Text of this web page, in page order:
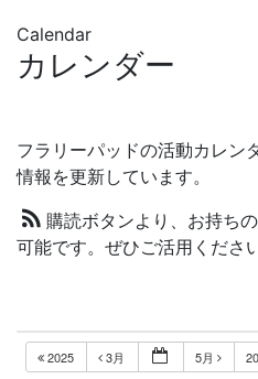
Calendar
カレンダー
フラリーパッドの活動カレン
情報を更新しています。
購読ボタンより、お持ち
可能です。ぜひご活用ください
2025 3月 5月